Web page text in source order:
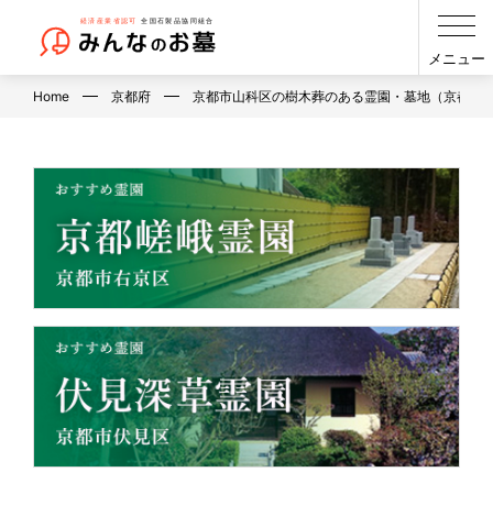
メニュー
Home 京都府 京都市山科区の樹木葬のある霊園・墓地（京都府